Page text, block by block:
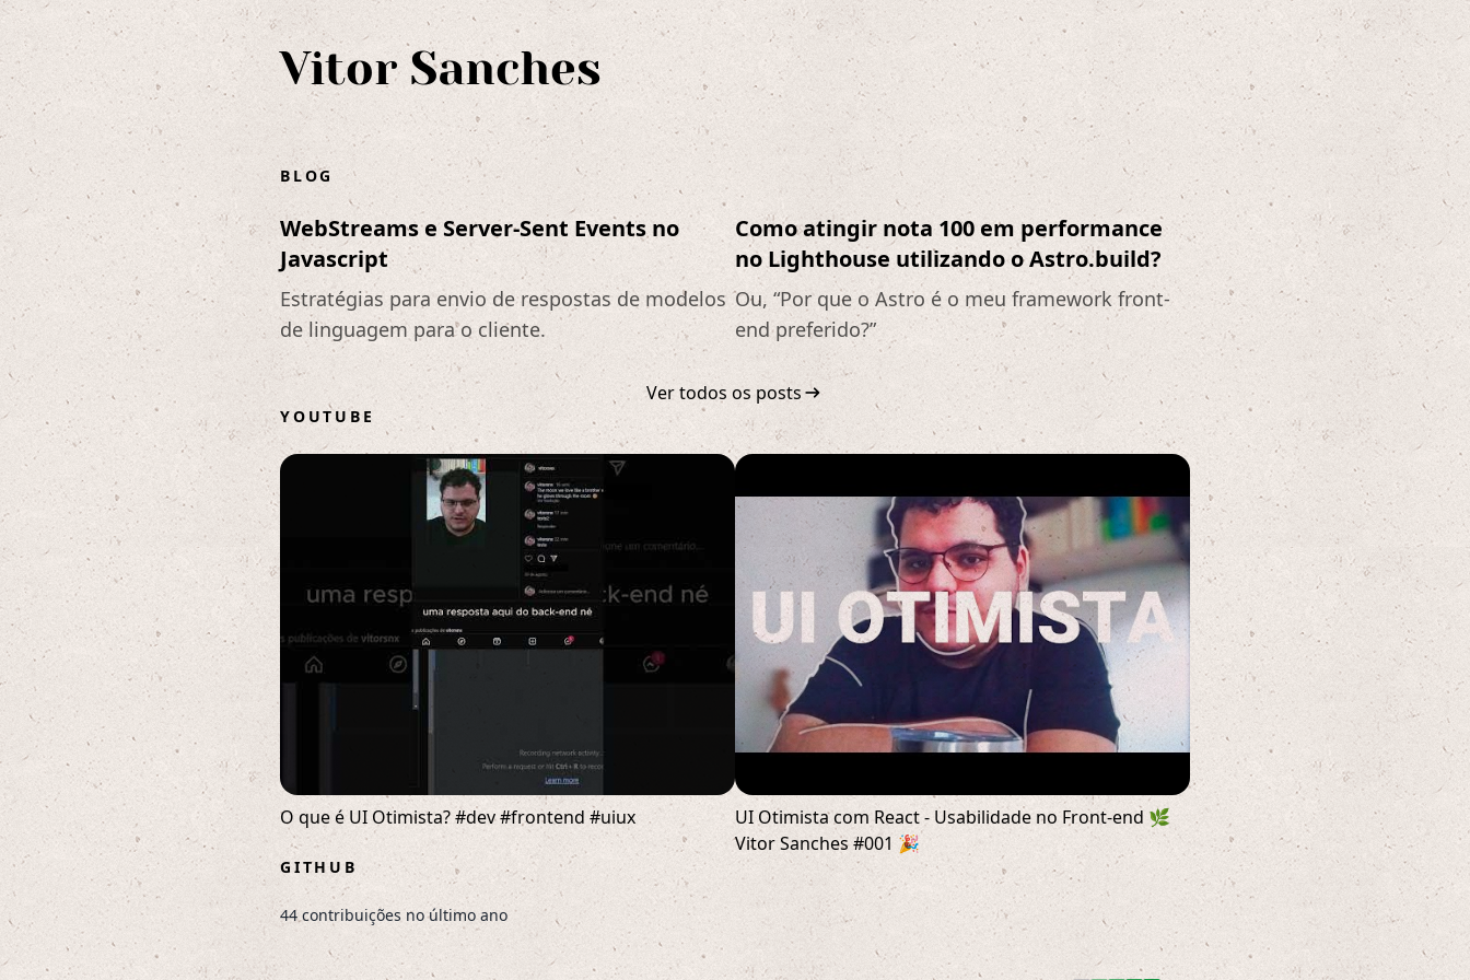
Vitor Sanches
BLOG
WebStreams e Server-Sent Events no
Javascript​
Estratégias para envio de respostas de modelos
de linguagem para o cliente.
Como atingir nota 100 em performance
no Lighthouse utilizando o Astro.build?​
Ou, “Por que o Astro é o meu framework front-
end preferido?”
Ver todos os postsarrow_right_alt
YOUTUBE
O que é UI Otimista? #dev #frontend #uiux
UI Otimista com React - Usabilidade no Front-end 🌿
Vitor Sanches #001 🎉
GITHUB
44 contribuições no último ano